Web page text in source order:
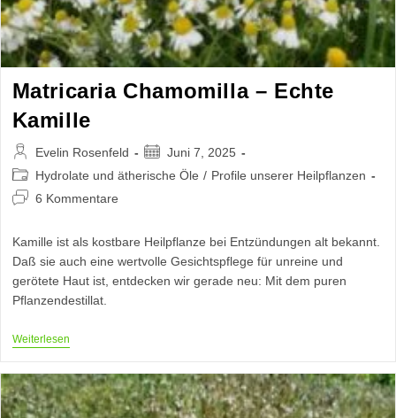
Matricaria Chamomilla – Echte
Kamille
Beitrags-
Autor:
Evelin Rosenfeld
Beitrag
veröffentlicht:
Juni 7, 2025
Beitrags-
Kategorie:
Hydrolate und ätherische Öle / Profile unserer Heilpflanzen
Beitrags-6 Kommentare
Kamille ist als kostbare Heilpflanze bei Entzündungen alt bekannt.
Daß sie auch eine wertvolle Gesichtspflege für unreine und
gerötete Haut ist, entdecken wir gerade neu: Mit dem puren
Pflanzendestillat.
WeiterlesenMatricaria
Echte
Kamille